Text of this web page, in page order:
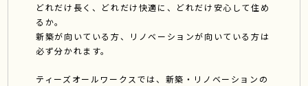
どれだけ長く、どれだけ快適に、どれだけ安心して住め
るか。
新築が向いている方、リノベーションが向いている方は
必ず分かれます。
ティーズオールワークスでは、新築・リノベーションの